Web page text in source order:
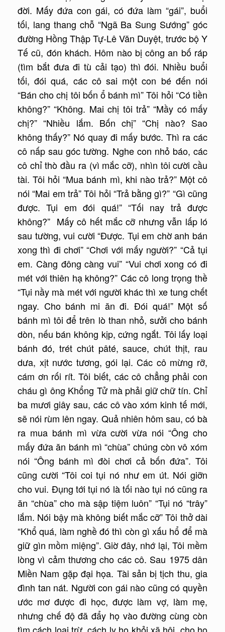
đời. Mấy đứa con gái, có đứa làm “gái”, buổi
tối, lang thang chỗ “Ngã Ba Sung Sướng” góc
đường Hồng Thập Tự-Lê Văn Duyệt, trước bộ Y
Tế cũ, đón khách. Hôm nào bị công an bố ráp
(tìm bắt đưa đi tù cải tạo) thì đói. Nhiều buổi
tối, đói quá, các cô sai một con bé đến nói
“Bán cho chị tôi bốn ổ bánh mì” Tôi hỏi “Có tiền
không?” “Không. Mai chị tôi trả” “Mầy có mấy
chị?” “Nhiều lắm. Bốn chị” “Chị nào? Sao
không thấy?” Nó quay đi mấy bước. Thì ra các
cô nấp sau góc tường. Nghe con nhỏ báo, các
cô chỉ thò đầu ra (vì mắc cỡ), nhìn tôi cười cầu
tài. Tôi hỏi “Mua bánh mì, khi nào trả?” Một cô
nói “Mai em trả” Tôi hỏi “Trả bằng gì?” “Gì cũng
được. Tụi em đói quá!” “Tối nay trả được
không?” Mấy cô hết mắc cỡ nhưng vẫn lấp ló
sau tường, vui cười “Ðược. Tụi em chờ anh bán
xong thì đi chơi” “Chơi với mấy người?” “Cả tụi
em. Càng đông càng vui” “Vui chơi xong có đi
mét với thiên hạ không?” Các cô long trọng thề
“Tụi nầy mà mét với người khác thì xe tung chết
ngay. Cho bánh mi ăn đi. Ðói quá!” Một số
bánh mì tôi để trên lò than nhỏ, sưởi cho bánh
dòn, nếu bán không kịp, cứng ngắt. Tôi lấy loại
bánh đó, trét chút pâté, sauce, chút thịt, rau
dưa, xịt nước tương, gói lại. Các cô mừng rỡ,
cám ơn rối rít. Tôi biết, các cô chẳng phải con
cháu gì ông Khổng Tử mà phải giữ chữ tín. Chỉ
ba mươi giây sau, các cô vào xóm kinh tế mới,
sẽ nói rùm lên ngay. Quả nhiên hôm sau, có bà
ra mua bánh mì vừa cười vừa nói “Ông cho
mấy đứa ăn bánh mì “chùa” chúng còn vô xóm
nói “Ông bánh mì đòi chơi cả bốn đứa”. Tôi
cũng cười “Tôi coi tụi nó như em út. Nói giỡn
cho vui. Ðụng tới tụi nó là tối nào tụi nó cũng ra
ăn “chùa” cho mà sập tiệm luôn” “Tụi nó “trây”
lắm. Nói bậy mà không biết mắc cỡ” Tôi thở dài
“Khổ quá, làm nghề đó thì còn gì xấu hổ để mà
giữ gìn mồm miệng”. Giờ đây, nhớ lại, Tôi mềm
lòng vì cảm thương cho các cô. Sau 1975 dân
Miền Nam gặp đại họa. Tài sản bị tịch thu, gia
đình tan nát. Người con gái nào cũng có quyền
ước mơ được đi học, được làm vợ, làm mẹ,
nhưng chế độ đã đẩy họ vào đường cùng còn